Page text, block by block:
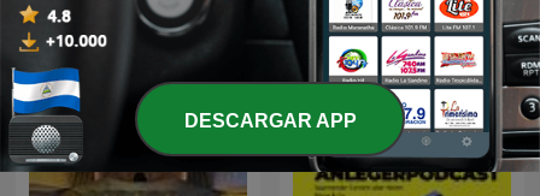
The Price of Football
APRENDER SIN PEDIR
PERMISO - THE PXDCAST
by THE CROSS
DESCARGAR APP